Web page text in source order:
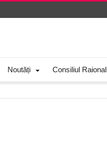
Noutăți Consiliul Raional